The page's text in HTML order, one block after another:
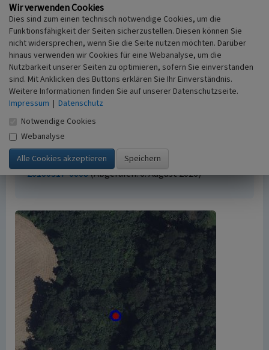
Empfohlene Zitierweise
Urheberrechtlicher Hinweis
Der hier präsentierte Inhalt ist urheberrechtlich
geschützt. Die angezeigten Medien unterliegen
möglicherweise zusätzlichen urheberrechtlichen
Bedingungen, die an diesen ausgewiesen sind.
Empfohlene Zitierweise
„Meilerplatz in Kupferdreh”. In: KuLaDig,
Kultur.Landschaft.Digital. URL:
https://www.kuladig.de/Objektansicht/A-KL-
20100317-0008(Abgerufen: 6. August 2026)
Wir verwenden Cookies
Dies sind zum einen technisch notwendige Cookies, um die
Funktionsfähigkeit der Seiten sicherzustellen. Diesen können Sie
nicht widersprechen, wenn Sie die Seite nutzen möchten. Darüber
hinaus verwenden wir Cookies für eine Webanalyse, um die
Nutzbarkeit unserer Seiten zu optimieren, sofern Sie einverstanden
sind. Mit Anklicken des Buttons erklären Sie Ihr Einverständnis.
Weitere Informationen finden Sie auf unserer Datenschutzseite.
Impressum | Datenschutz
Notwendige Cookies
Webanalyse